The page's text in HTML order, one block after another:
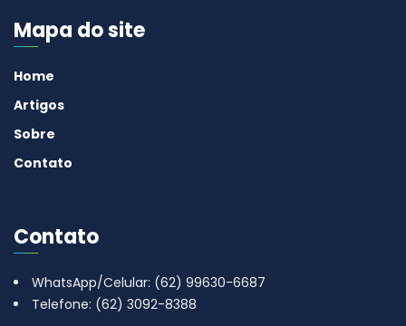
Mapa do site
Home
Artigos
Sobre
Contato
Contato
WhatsApp/Celular: (62) 99630-6687
Telefone: (62) 3092-8388